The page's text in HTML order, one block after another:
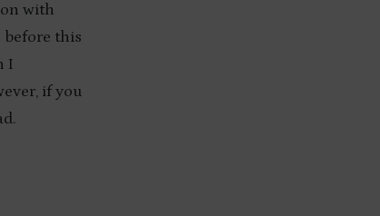
with
before this
I
if you